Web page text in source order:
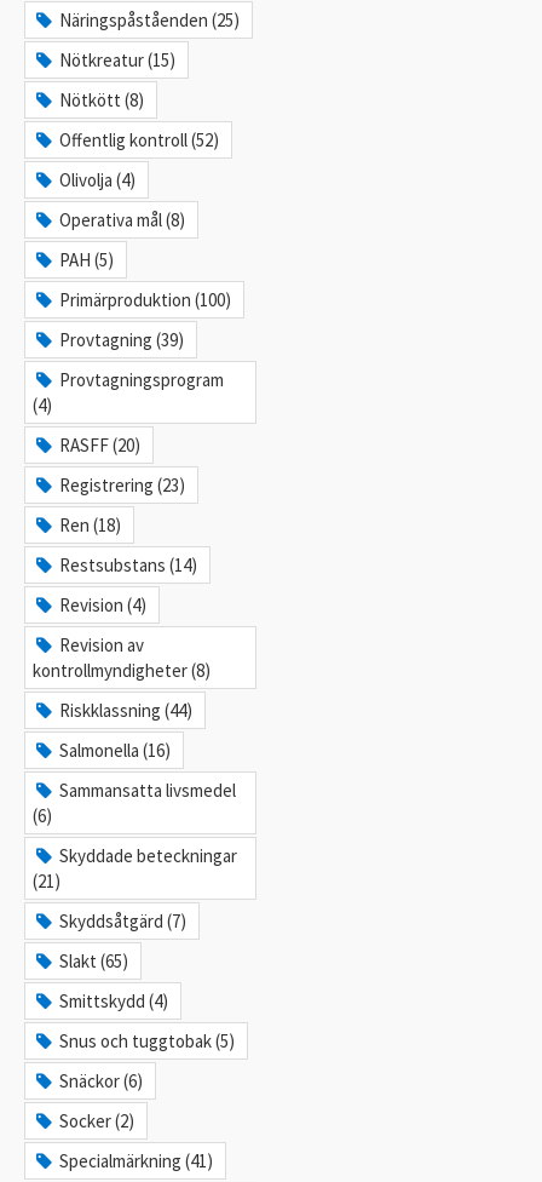
Näringspåståenden (25)
Nötkreatur (15)
Nötkött (8)
Offentlig kontroll (52)
Olivolja (4)
Operativa mål (8)
PAH (5)
Primärproduktion (100)
Provtagning (39)
Provtagningsprogram
(4)
RASFF (20)
Registrering (23)
Ren (18)
Restsubstans (14)
Revision (4)
Revision av
kontrollmyndigheter (8)
Riskklassning (44)
Salmonella (16)
Sammansatta livsmedel
(6)
Skyddade beteckningar
(21)
Skyddsåtgärd (7)
Slakt (65)
Smittskydd (4)
Snus och tuggtobak (5)
Snäckor (6)
Socker (2)
Specialmärkning (41)